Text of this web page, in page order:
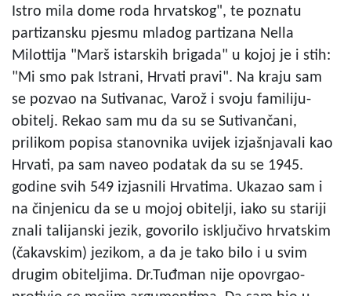
Istro mila dome roda hrvatskog", te poznatu
partizansku pjesmu mladog partizana Nella
Milottija "Marš istarskih brigada" u kojoj je i stih:
"Mi smo pak Istrani, Hrvati pravi". Na kraju sam
se pozvao na Sutivanac, Varož i svoju familiju-
obitelj. Rekao sam mu da su se Sutivančani,
prilikom popisa stanovnika uvijek izjašnjavali kao
Hrvati, pa sam naveo podatak da su se 1945.
godine svih 549 izjasnili Hrvatima. Ukazao sam i
na činjenicu da se u mojoj obitelji, iako su stariji
znali talijanski jezik, govorilo isključivo hrvatskim
(čakavskim) jezikom, a da je tako bilo i u svim
drugim obiteljima. Dr.Tuđman nije opovrgao-